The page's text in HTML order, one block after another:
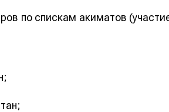
по спискам акиматов